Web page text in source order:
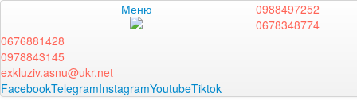
Меню
0988497252
0678348774
0676881428
0978843145
exkluziv.asnu@ukr.net
FacebookTelegramInstagramYoutubeTiktok